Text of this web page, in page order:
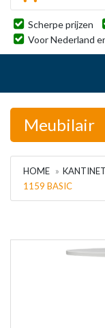
Scherpe prijzen
Voor Nederland
Meubilair
HOME
1159 BASIC